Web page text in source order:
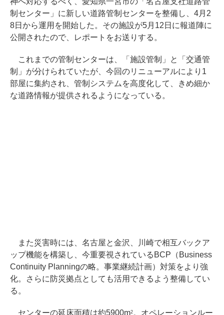
制センター」に新しい道路管制センターを整備し、4月2
8日から運用を開始した。その施設が5月12日に報道陣に
公開されたので、レポートをお送りする。
これまでの管制センターは、「施設管制」と「交通管
制」が分けられていたが、今回のリニューアルにより1
部屋に集約され、管制システムを高度化して、きめ細か
な道路情報が提供されるようになっている。
また災害時には、名古屋と金沢、川崎で相互バックア
ップ機能を構築し、今重要視されているBCP（Business
Continuity Planningの略。事業継続計画）対策をより強
化。さらに防災拠点としても活用できるよう整備してい
る。
センターの延床面積は約5900m2。オペレーションルー